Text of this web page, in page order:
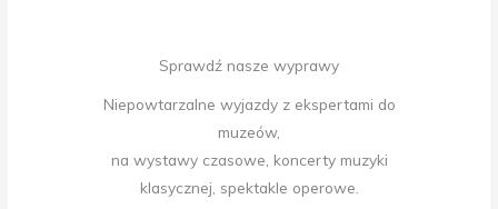
Sprawdź nasze wyprawy
Niepowtarzalne wyjazdy z ekspertami do
muzeów,
na wystawy czasowe, koncerty muzyki
klasycznej, spektakle operowe.